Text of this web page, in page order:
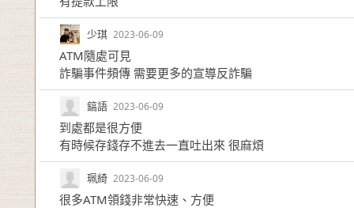
少琪 2023-06-09
ATM隨處可見
詐騙事件頻傳 需要更多的宣導反詐騙
鎬語 2023-06-09
到處都是很方便
有時候存錢存不進去一直吐出來 很麻煩
珮綺 2023-06-09
很多ATM領錢非常快速、方便